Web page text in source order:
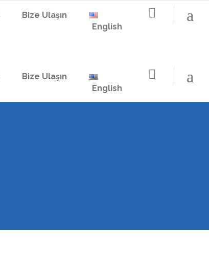
Bize Ulaşın
English
Bize Ulaşın
English